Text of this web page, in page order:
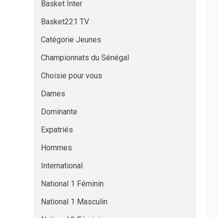
Basket Inter
Basket221 TV
Catégorie Jeunes
Championnats du Sénégal
Choisie pour vous
Dames
Dominante
Expatriés
Hommes
International
National 1 Féminin
National 1 Masculin